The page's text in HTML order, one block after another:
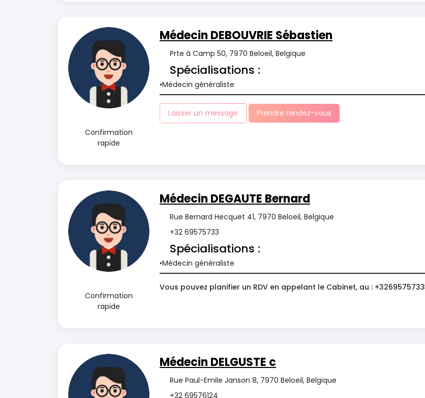
Confirmation
rapide
Médecin DEBOUVRIE Sébastien
Prte à Camp 50, 7970 Beloeil, Belgique
Spécialisations :
Médecin généraliste
Laisser un message Prendre rendez-vous
Confirmation
rapide
Médecin DEGAUTE Bernard
Rue Bernard Hecquet 41, 7970 Beloeil, Belgique
+32 69575733
Spécialisations :
Médecin généraliste
Vous pouvez planifier un RDV en appelant le Cabinet, au : +3269575733
Médecin DELGUSTE c
Rue Paul-Emile Janson 8, 7970 Beloeil, Belgique
+32 69576124